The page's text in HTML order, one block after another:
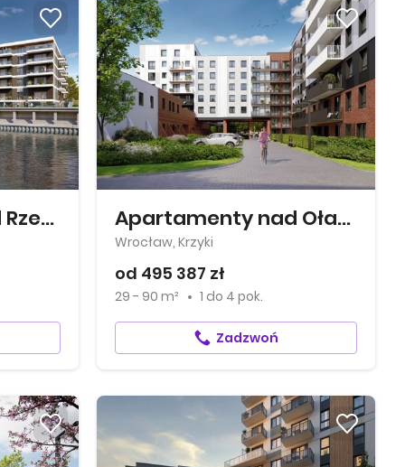
Apartamenty nad Rzeką Apartamenty nad Oławką
Wrocław, Krzyki
od 495 387 zł
29 - 90 m² 1 do 4 pok.
Zadzwoń